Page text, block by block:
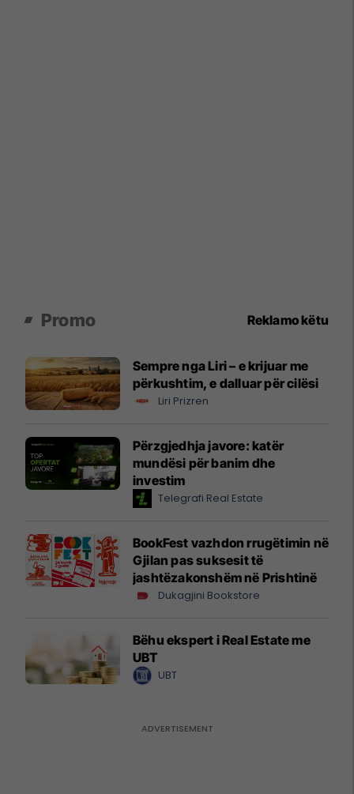
Promo Reklamo këtu
Sempre nga Liri – e krijuar me
përkushtim, e dalluar për cilësi
Liri Prizren
Përzgjedhja javore: katër
mundësi për banim dhe
investim
Telegrafi Real Estate
BookFest vazhdon rrugëtimin në
Gjilan pas suksesit të
jashtëzakonshëm në Prishtinë
Dukagjini Bookstore
Bëhu ekspert i Real Estate me
UBT
UBT